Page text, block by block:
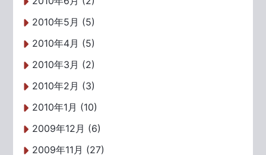
2010年5月 (5)
2010年4月 (5)
2010年3月 (2)
2010年2月 (3)
2010年1月 (10)
2009年12月 (6)
2009年11月 (27)